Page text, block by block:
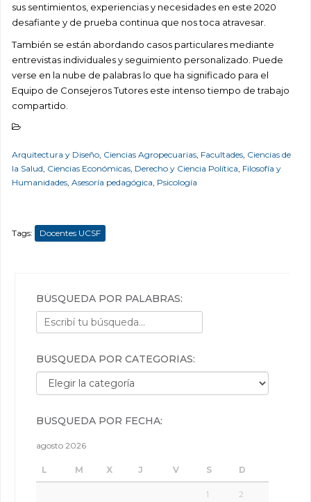
sus sentimientos, experiencias y necesidades en este 2020
desafiante y de prueba continua que nos toca atravesar.
También se están abordando casos particulares mediante
entrevistas individuales y seguimiento personalizado. Puede
verse en la nube de palabras lo que ha significado para el
Equipo de Consejeros Tutores este intenso tiempo de trabajo
compartido.
Arquitectura y Diseño, Ciencias Agropecuarias, Facultades, Ciencias de
la Salud, Ciencias Económicas, Derecho y Ciencia Política, Filosofía y
Humanidades, Asesoría pedagógica, Psicología
Tags: Docentes UCSF
BÚSQUEDA POR PALABRAS:
BÚSQUEDA POR CATEGORÍAS:
Búsqueda por categorías:
BÚSQUEDA POR FECHA:
agosto 2026
L M X J V S D
1 2